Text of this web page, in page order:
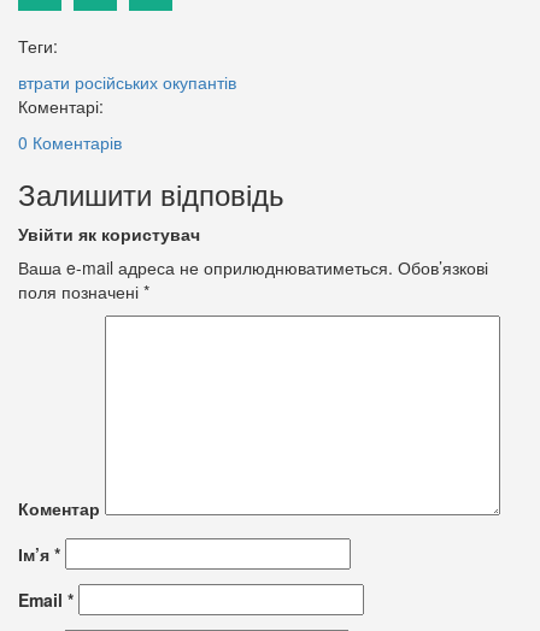
Теги:
втрати російських окупантів
Коментарі:
0 Коментарів
Залишити відповідь
Увійти як користувач
Ваша e-mail адреса не оприлюднюватиметься. Обов’язкові
поля позначені *
Коментар
Ім’я *
Email *